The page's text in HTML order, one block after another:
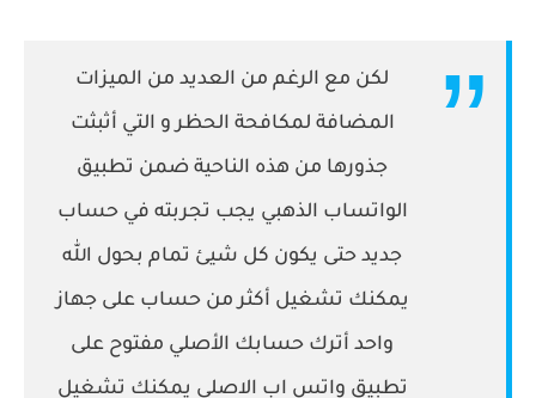
لكن مع الرغم من العديد من الميزات
المضافة لمكافحة الحظر و التي أثبثت
جذورها من هذه الناحية ضمن تطبيق
الواتساب الذهبي يجب تجربته في حساب
جديد حتى يكون كل شيئ تمام بحول الله
يمكنك تشغيل أكثر من حساب على جهاز
واحد أترك حسابك الأصلي مفتوح على
تطبيق واتس اب الاصلي يمكنك تشغيل